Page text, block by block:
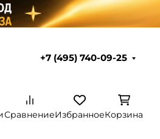
+7 (495) 740-09-25
СравнениеИзбранноеКорзина